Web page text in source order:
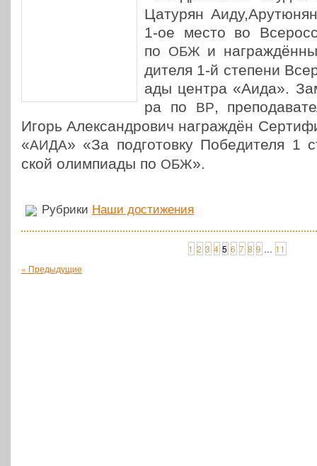
Цатурян
1‑ое место во
по
ОБЖ и
ди­те­ля 1‑й степени
а­ды центра «Аида».
ра по
ВР,
Игорь Алек­сан­дро­вич награж­дён
«АИДА» «За под­го­тов­ку Побе­ди­те­ля 1
ской олим­пи­а­ды по ОБЖ».
Рубрики Наши достижения
1 2 3 4 5 6 7 8 9 … 11
« Предыдущие